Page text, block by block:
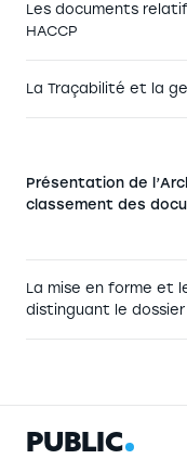
Les documents
HACCP
La Traçabilité et la
Présentation de
classement des
La mise en forme et
distinguant le
PUBLIC